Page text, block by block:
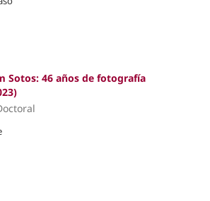
Sotos: 46 años de fotografía